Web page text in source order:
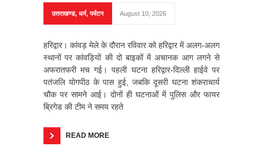
उत्तराखण्ड, धर्म,पर्यटन August 10, 2026
हरिद्वार। कांवड़ मेले के दौरान रविवार को हरिद्वार में अलग-अलग
स्थानों पर कांवड़ियों की दो बाइकों में अचानक आग लगने से
अफरातफरी मच गई। पहली घटना हरिद्वार-दिल्ली हाईवे पर
पतंजलि योगपीठ के पास हुई, जबकि दूसरी घटना शंकराचार्य
चौक पर सामने आई। दोनों ही घटनाओं में पुलिस और फायर
ब्रिगेड की टीम ने समय रहते
READ MORE